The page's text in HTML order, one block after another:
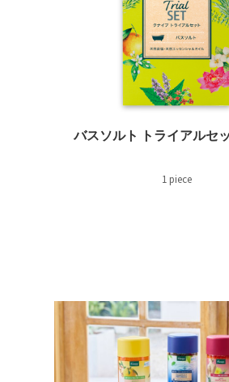
バスソルト トライアルセ
1 piece